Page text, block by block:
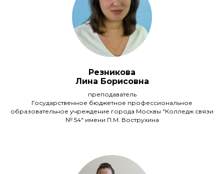
Резникова
Лина Борисовна
преподаватель
Государственное бюджетное профессиональное
образовательное учреждение города Москвы "Колледж связи
№ 54" имени П.М. Вострухина